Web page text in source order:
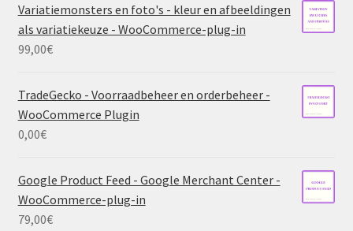
Variatiemonsters en foto's - kleur en afbeeldingen
als variatiekeuze - WooCommerce-plug-in
99,00€
TradeGecko - Voorraadbeheer en orderbeheer -
WooCommerce Plugin
0,00€
Google Product Feed - Google Merchant Center -
WooCommerce-plug-in
79,00€